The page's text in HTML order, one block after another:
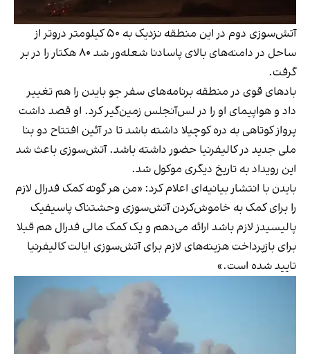
آتش‌سوزی دوم در این منطقه نزدیک به ۵۰ کیلومتر دروتر از
ساحل در دامنه‌های بالای پاسادنا شعله‌ور شد ۸۰ هکتار را در بر
گرفت.
بادهای قوی در منطقه برنامه‌های سفر جو بایدن را هم تغییر
داد و هواپیمای او را در لس‌آنجلس زمین‌گیر کرد. او قصد داشت
پرواز کوتاهی به دره کوچیلا داشته باشد تا در آئین افتتاح دو بنا
ملی جدید در کالیفرنیا حضور داشته باشد. آتش‌سوزی باعث شد
این رویداد به تاریخ دیگری موکول شد.
بایدن با انتشار بیانیه‌ای اعلام کرد: «من هر گونه کمک فدرال لازم
را برای کمک به خاموش‌کردن آتش‌سوزی وحشتناک پاسیفیک
پالیسیدز لازم باشد ارائه می‌دهم و یک کمک مالی فدرال هم قبلا
برای بازپرداخت هزینه‌های لازم برای آتش‌سوزی ایالت کالیفرنیا
تایید شده است.»